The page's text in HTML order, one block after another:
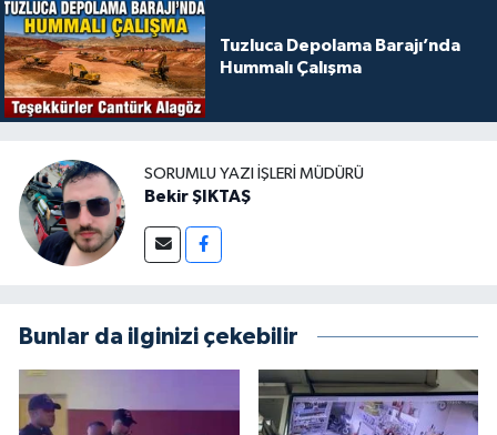
Tuzluca Depolama Barajı’nda
Hummalı Çalışma
SORUMLU YAZI İŞLERI MÜDÜRÜ
Bekir ŞIKTAŞ
Bunlar da ilginizi çekebilir